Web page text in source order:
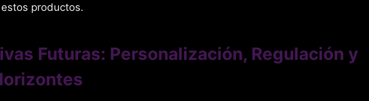
productos.
Futuras: Personalización, Regulación y